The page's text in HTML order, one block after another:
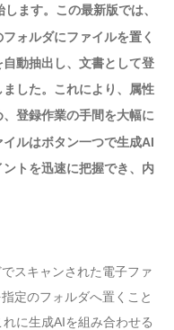
ます。この最新版では、
ォルダにファイルを置く
動抽出し、文書として登
した。これにより、属性
登録作業の手間を大幅に
ルはボタン一つで生成AI
トを迅速に把握でき、内
スキャンされた電子ファ
定のフォルダへ置くこと
に生成AIを組み合わせる